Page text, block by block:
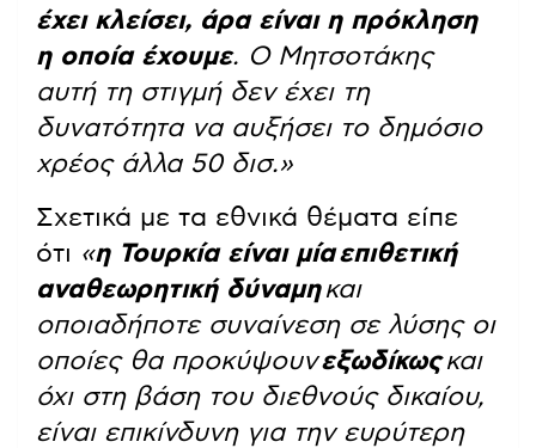
έχει κλείσει, άρα είναι η πρόκληση
η οποία έχουμε. Ο Μητσοτάκης
αυτή τη στιγμή δεν έχει τη
δυνατότητα να αυξήσει το δημόσιο
χρέος άλλα 50 δισ.»
Σχετικά με τα εθνικά θέματα είπε
ότι «η Τουρκία είναι μίαεπιθετική
αναθεωρητική δύναμηκαι
οποιαδήποτε συναίνεση σε λύσης οι
οποίες θα προκύψουνεξωδίκωςκαι
όχι στη βάση του διεθνούς δικαίου,
είναι επικίνδυνη για την ευρύτερη